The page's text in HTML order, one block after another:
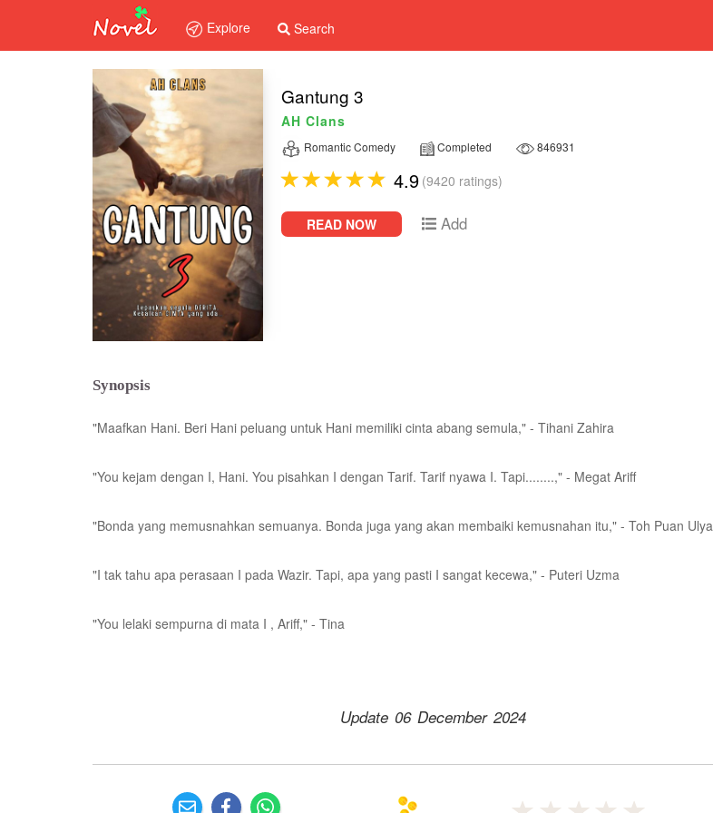
Explore Search
Gantung 3
AH Clans
Romantic Comedy Completed 846931
4.9 (9420 ratings)
READ NOW Add
Synopsis
"Maafkan Hani. Beri Hani peluang untuk Hani memiliki cinta abang semula," - Tihani Zahira
"You kejam dengan I, Hani. You pisahkan I dengan Tarif. Tarif nyawa I. Tapi........," - Megat Ariff
"Bonda yang memusnahkan semuanya. Bonda juga yang akan membaiki kemusnahan itu," - Toh Puan Ulya
"I tak tahu apa perasaan I pada Wazir. Tapi, apa yang pasti I sangat kecewa," - Puteri Uzma
"You lelaki sempurna di mata I , Ariff," - Tina
Update 06 December 2024